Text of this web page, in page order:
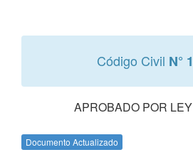
Código Civil N°
APROBADO POR
Documento Actualizado